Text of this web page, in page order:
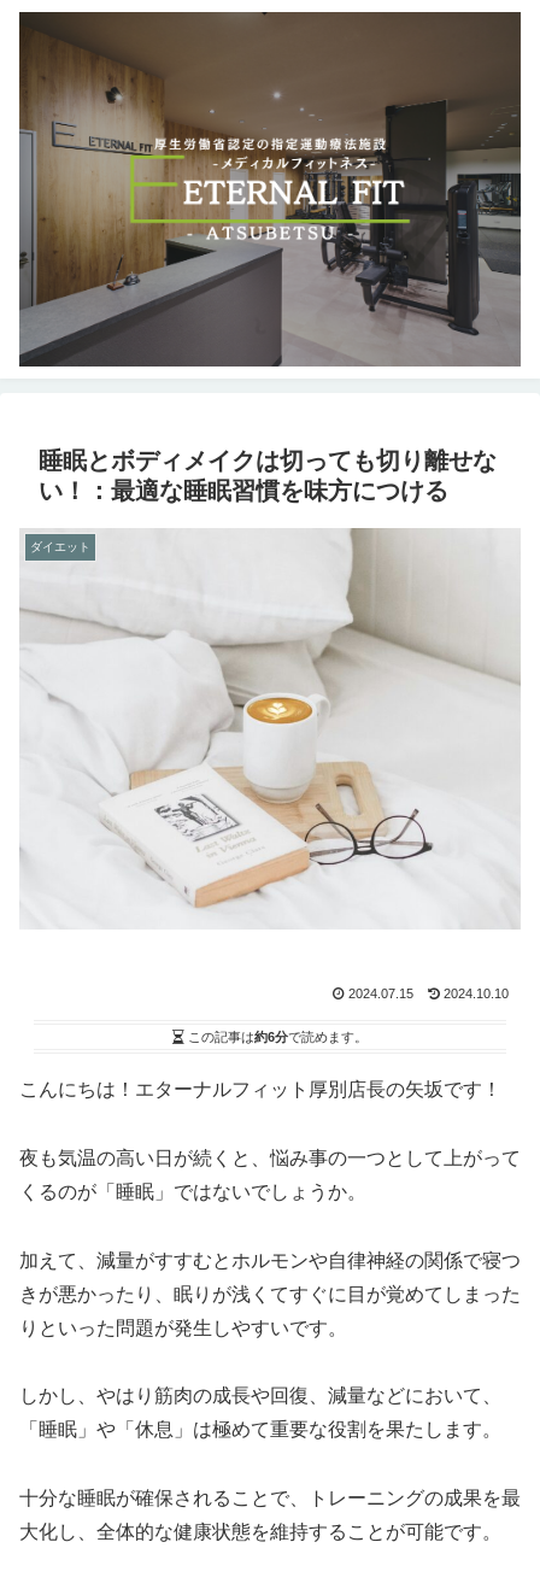
睡眠とボディメイクは切っても切り離せな
い！：最適な睡眠習慣を味方につける
ダイエット
2024.07.15 2024.10.10
この記事は約6分で読めます。
こんにちは！エターナルフィット厚別店長の矢坂です！
夜も気温の高い日が続くと、悩み事の一つとして上がって
くるのが「睡眠」ではないでしょうか。
加えて、減量がすすむとホルモンや自律神経の関係で寝つ
きが悪かったり、眠りが浅くてすぐに目が覚めてしまった
りといった問題が発生しやすいです。
しかし、やはり筋肉の成長や回復、減量などにおいて、
「睡眠」や「休息」は極めて重要な役割を果たします。
十分な睡眠が確保されることで、トレーニングの成果を最
大化し、全体的な健康状態を維持することが可能です。